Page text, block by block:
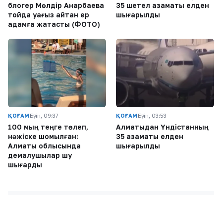
блогер Мөлдір Анарбаева
тойда уағыз айтқан ер
адамға жақтасты (ФОТО)
35 шетел азаматы елден
шығарылды
ҚОҒАМ Бүгін, 09:37
100 мың теңге төлеп,
нәжіске шомылған:
Алматы облысында
демалушылар шу
шығарды
ҚОҒАМ Бүгін, 03:53
Алматыдан Үндістанның
35 азаматы елден
шығарылды